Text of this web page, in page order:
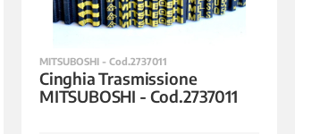
MITSUBOSHI - Cod.2737011
Cinghia Trasmissione
MITSUBOSHI - Cod.2737011